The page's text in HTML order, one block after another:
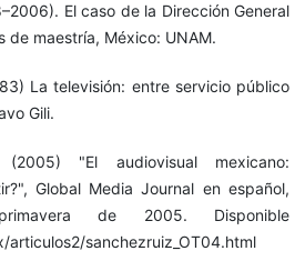
El caso de la Dirección General
de maestría, México: UNAM.
La televisión: entre servicio público
Gili.
"El audiovisual mexicano:
Global Media Journal en español,
de 2005. Disponible
sanchezruiz_OT04.html